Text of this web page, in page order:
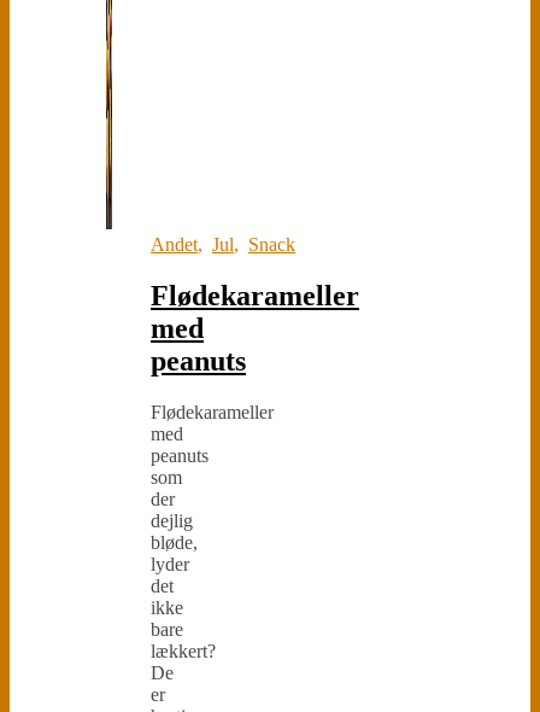
Andet, Jul, Snack
Flødekarameller
med
peanuts
Flødekarameller
med
peanuts
som
der
dejlig
bløde,
lyder
det
ikke
bare
lækkert?
De
er